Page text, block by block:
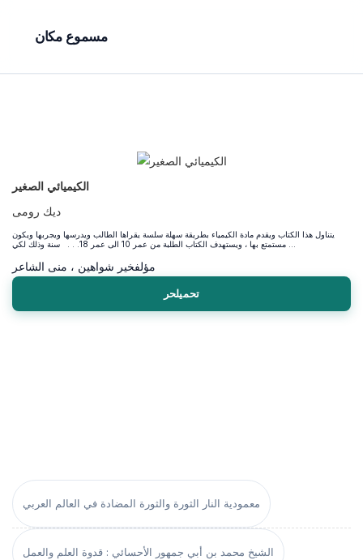
مسموع مكان
معمودية النار الثورة والثورة المضادة في العالم العربي
الشيخ محمد بن أبي جمهور الأحسائي : قدوة العلم والعمل
الكيميائي الصغير
ديك رومى
يتناول هذا الكتاب ويقدم مادة الكيمياء بطريقة سهلة سلسة يقراها الطالب ويدرسها ويجربها ويكون
مؤلفخير شواهين ، منى الشاعر
تحميلحر